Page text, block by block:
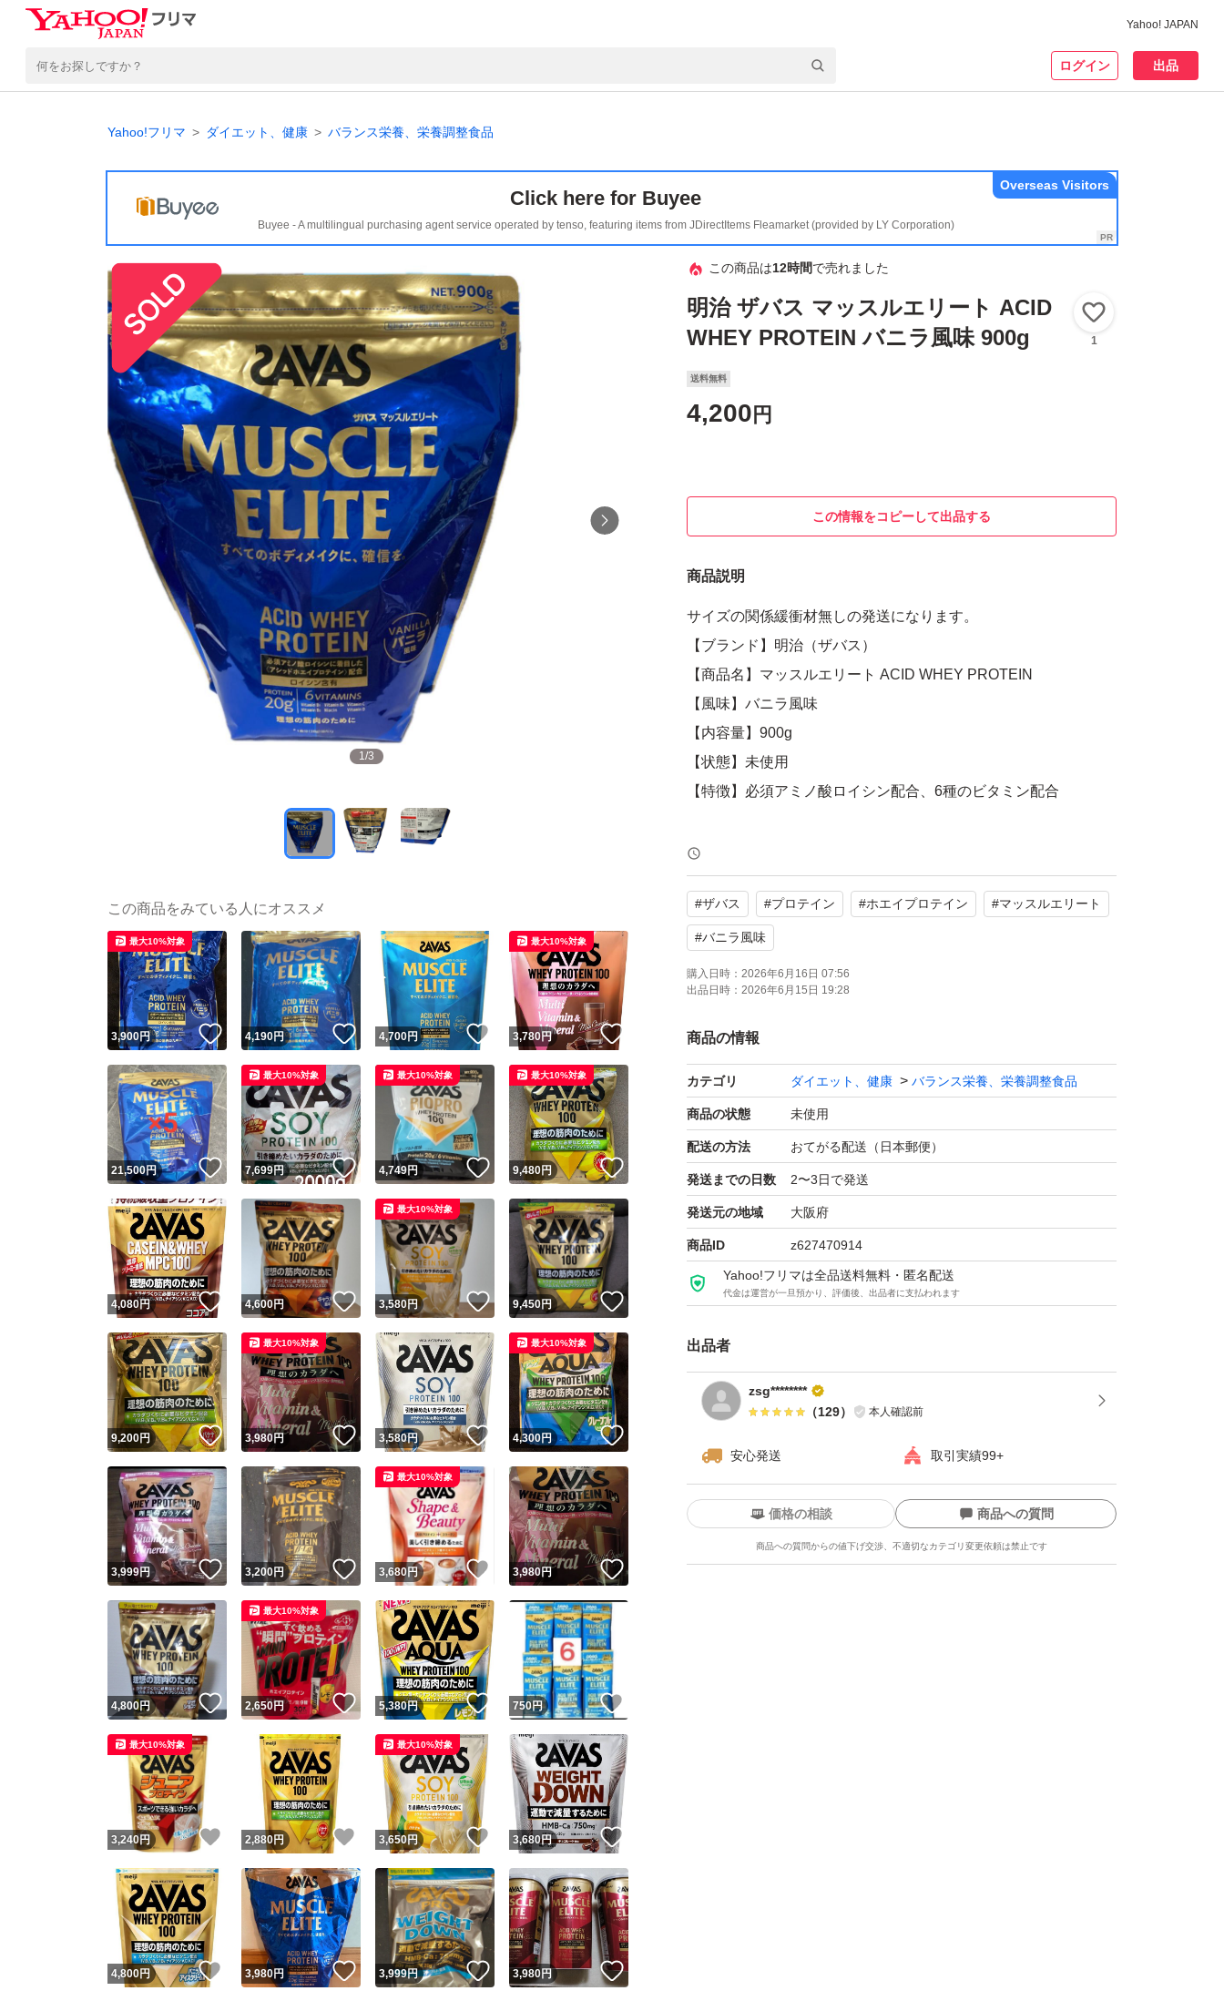
Yahoo! JAPAN
ログイン 出品
Yahoo!フリマ ダイエット、健康 バランス栄養、栄養調整食品
Click here for Buyee
Buyee - A multilingual purchasing agent service operated by tenso, featuring items from JDirectItems Fleamarket (provided by LY Corporation)
Overseas Visitors
1/3
この商品は12時間で売れました
明治 ザバス マッスルエリート ACID
WHEY PROTEIN バニラ風味 900g
1
送料無料
4,200 円
この情報をコピーして出品する
商品説明
サイズの関係緩衝材無しの発送になります。
【ブランド】明治（ザバス）
【商品名】マッスルエリート ACID WHEY PROTEIN
【風味】バニラ風味
【内容量】900g
【状態】未使用
【特徴】必須アミノ酸ロイシン配合、6種のビタミン配合
よろしくお願いいたします。
#ザバス #プロテイン #ホエイプロテイン #マッスルエリート
#バニラ風味
購入日時： 2026年6月16日 07:56
出品日時： 2026年6月15日 19:28
商品の情報
カテゴリ ダイエット、健康 バランス栄養、栄養調整食品
商品の状態 未使用
配送の方法 おてがる配送（日本郵便）
発送までの日数 2〜3日で発送
発送元の地域 大阪府
商品ID z627470914
Yahoo!フリマは全品送料無料・匿名配送
代金は運営が一旦預かり、評価後、出品者に支払われます
出品者
zsg********
（129） 本人確認前
安心発送 取引実績99+
ユーザーの実績について
Yahoo!フリマが定めた一定の基準を満たしたユーザーにバッジを付与しています
安心取引出品者
安心取引出品者 Yahoo!フリマの基準をクリアした安心・安全なユーザーです
取引実績
価格の相談 商品への質問
商品への質問からの値下げ交渉、不適切なカテゴリ変更依頼は禁止です
この商品の情報をコピーします
商品画像の無断転載は禁止されています
この商品をみている人にオススメ
3,900円 いいね！
最大10%対象
4,190円 いいね！
4,700円 いいね！
3,780円
最大10%対象
21,500円 いいね！
7,699円 いいね！
最大10%対象
4,749円 いいね！
最大10%対象
9,480円 いいね！
最大10%対象
4,080円 いいね！
4,600円 いいね！
3,580円 いいね！
最大10%対象
9,450円 いいね！
9,200円 いいね！
3,980円 いいね！
最大10%対象
3,580円 いいね！
4,300円
最大10%対象
3,999円 いいね！
3,200円 いいね！
3,680円 いいね！
最大10%対象
3,980円 いいね！
4,800円 いいね！
2,650円 いいね！
最大10%対象
5,380円 いいね！
750円
3,240円 いいね！
最大10%対象
2,880円 いいね！
3,650円 いいね！
最大10%対象
3,680円
4,800円 いいね！
3,980円 いいね！
3,999円 いいね！
3,980円 いいね！